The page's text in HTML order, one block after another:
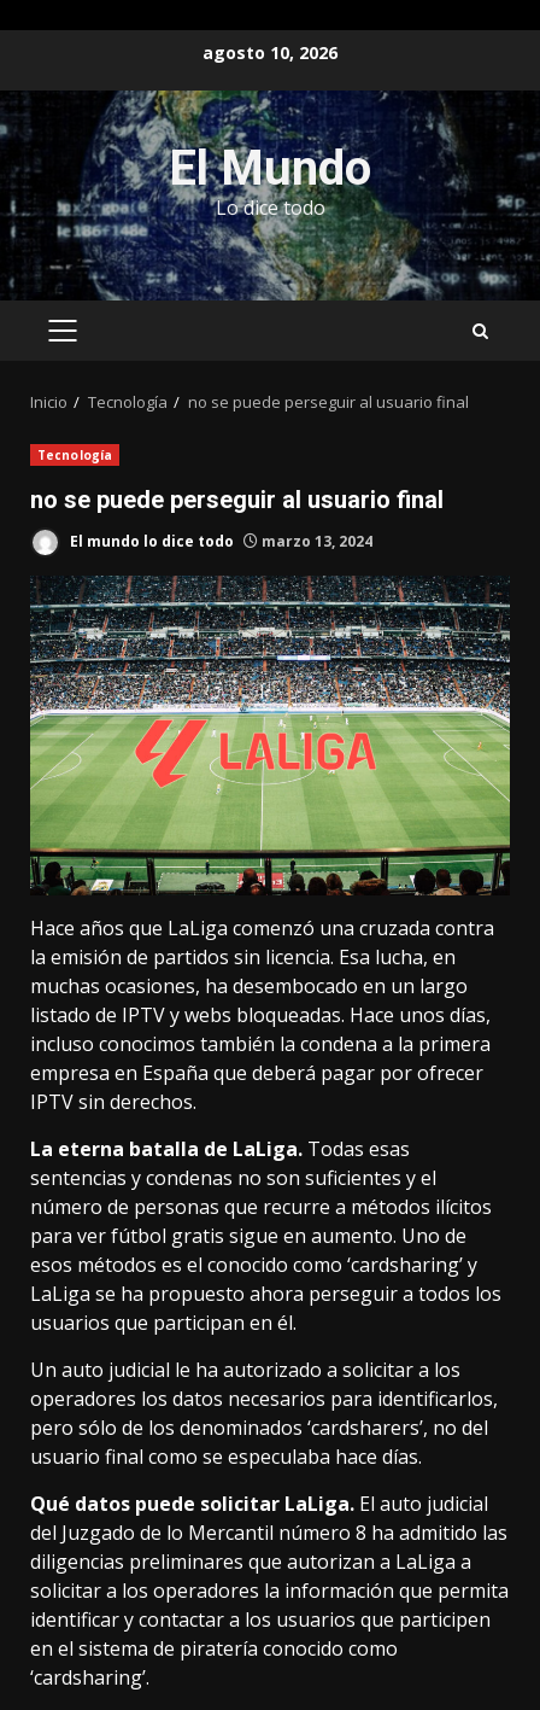
contenido
agosto 10, 2026
El Mundo
Lo dice todo
MENÚ
Inicio Tecnología no se puede perseguir al usuario final
Tecnología
no se puede perseguir al usuario final
El mundo lo dice todo marzo 13, 2024
Hace años que LaLiga comenzó una cruzada contra
la emisión de partidos sin licencia. Esa lucha, en
muchas ocasiones, ha desembocado en un largo
listado de IPTV y webs bloqueadas. Hace unos días,
incluso conocimos también la condena a la primera
empresa en España que deberá pagar por ofrecer
IPTV sin derechos.
La eterna batalla de LaLiga. Todas esas
sentencias y condenas no son suficientes y el
número de personas que recurre a métodos ilícitos
para ver fútbol gratis sigue en aumento. Uno de
esos métodos es el conocido como ‘cardsharing’y
LaLiga se ha propuesto ahora perseguir a todos los
usuarios que participan en él.
Un auto judicial le ha autorizado a solicitar a los
operadores los datos necesarios para identificarlos,
pero sólo de los denominados ‘cardsharers’, no del
usuario final como se especulaba hace días.
Qué datos puede solicitar LaLiga. El auto judicial
del Juzgado de lo Mercantil número 8 ha admitido las
diligencias preliminares que autorizan a LaLiga a
solicitar a los operadores la información que permita
identificar y contactar a los usuarios que participen
en el sistema de piratería conocido como
‘cardsharing’.